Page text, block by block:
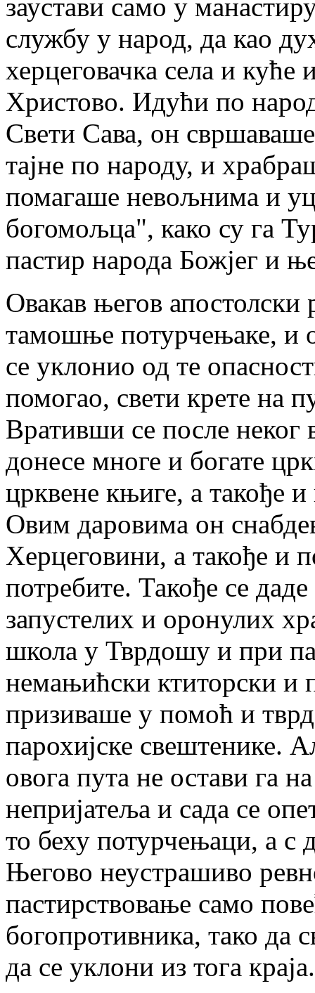
заустави само у
службу у народ, да као
херцеговачка села и
Христово. Идући по
Свети Сава, он
тајне по народу, и
помагаше невољнима и
богомољца", како су га
пастир народа Божјег и
Овакав његов апостолски
тамошње потурчењаке, и
се уклонио од те
помогао, свети крете на
Вративши се после неког
донесе многе и богате
црквене књиге, а такође
Овим даровима он
Херцеговини, а такође и
потребите. Такође се
запустелих и оронулих
школа у Тврдошу и при
немањићски ктиторски и
призиваше у помоћ и
парохијске свештенике.
овога пута не остави га
непријатеља и сада се
то беху потурчењаци, а с
Његово неустрашиво
пастирствовање само
богопротивника, тако да
да се уклони из тога краја.